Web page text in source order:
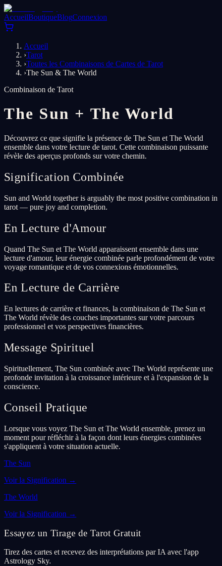
AccueilBoutiqueBlogConnexion
Accueil
›Tarot
›Toutes les Combinaisons de Cartes de Tarot
›The Sun & The World
Combinaison de Tarot
The Sun + The World
Découvrez ce que signifie la présence de The Sun et The World
ensemble dans votre lecture de tarot. Cette combinaison puissante
révèle des aperçus profonds sur votre chemin.
Signification Combinée
Sun and World together is arguably the most positive combination in
tarot — pure joy and completion.
En Lecture d'Amour
Quand The Sun et The World apparaissent ensemble dans une
lecture d'amour, leur énergie combinée parle profondément de votre
voyage romantique et de vos connexions émotionnelles.
En Lecture de Carrière
En lectures de carrière et finances, la combinaison de The Sun et
The World révèle des couches importantes sur votre parcours
professionnel et vos perspectives financières.
Message Spirituel
Spirituellement, The Sun combinée avec The World représente une
profonde invitation à la croissance intérieure et à l'expansion de la
conscience.
Conseil Pratique
Lorsque vous voyez The Sun et The World ensemble, prenez un
moment pour réfléchir à la façon dont leurs énergies combinées
s'appliquent à votre situation actuelle.
The Sun
Voir la Signification →
The World
Voir la Signification →
Essayez un Tirage de Tarot Gratuit
Tirez des cartes et recevez des interprétations par IA avec l'app
Astrology Sky.